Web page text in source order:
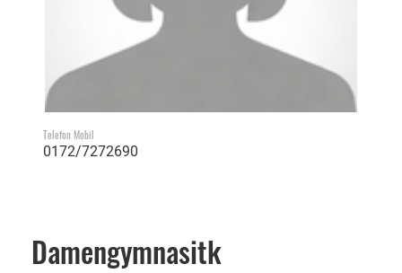
Telefon Mobil
0172/7272690
Damengymnasitk